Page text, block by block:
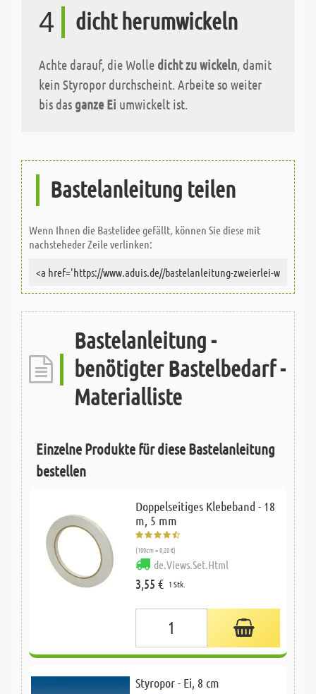
4 dicht herumwickeln
Achte darauf, die Wolle dicht zu wickeln, damit
kein Styropor durchscheint. Arbeite so weiter
bis das ganze Ei umwickelt ist.
Bastelanleitung teilen
Wenn Ihnen die Bastelidee gefällt, können Sie diese mit
nachsteheder Zeile verlinken:
Bastelanleitung -
benötigter Bastelbedarf -
Materialliste
Einzelne Produkte für diese Bastelanleitung
bestellen
Doppelseitiges Klebeband - 18
m, 5 mm
(100cm = 0,20 €)
de.Views.Set.Html
3,55 € 1 Stk.
Styropor - Ei, 8 cm